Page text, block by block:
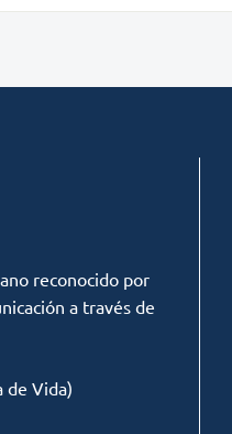
reconocido por
a través de
de Vida)